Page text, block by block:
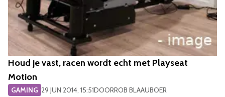
Houd je vast, racen wordt echt met Playseat
Motion
GAMING 29 JUN 2014, 15:51DOORROB BLAAUBOER